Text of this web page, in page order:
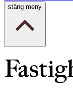
stäng meny